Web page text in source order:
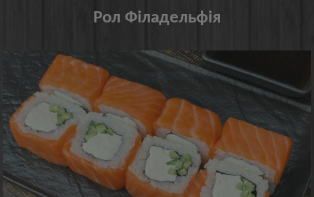
Рол Філадельфія